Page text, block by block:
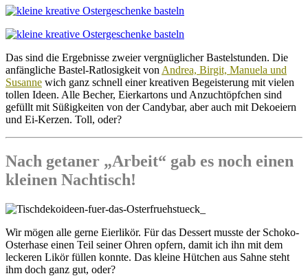
Das sind die Ergebnisse zweier vergnüglicher Bastelstunden. Die
anfängliche Bastel-Ratlosigkeit von Andrea, Birgit, Manuela und
Susanne wich ganz schnell einer kreativen Begeisterung mit vielen
tollen Ideen. Alle Becher, Eierkartons und Anzuchtöpfchen sind
gefüllt mit Süßigkeiten von der Candybar, aber auch mit Dekoeiern
und Ei-Kerzen. Toll, oder?
Nach getaner „Arbeit“ gab es noch einen
kleinen Nachtisch!
Wir mögen alle gerne Eierlikör. Für das Dessert musste der Schoko-
Osterhase einen Teil seiner Ohren opfern, damit ich ihn mit dem
leckeren Likör füllen konnte. Das kleine Hütchen aus Sahne steht
ihm doch ganz gut, oder?